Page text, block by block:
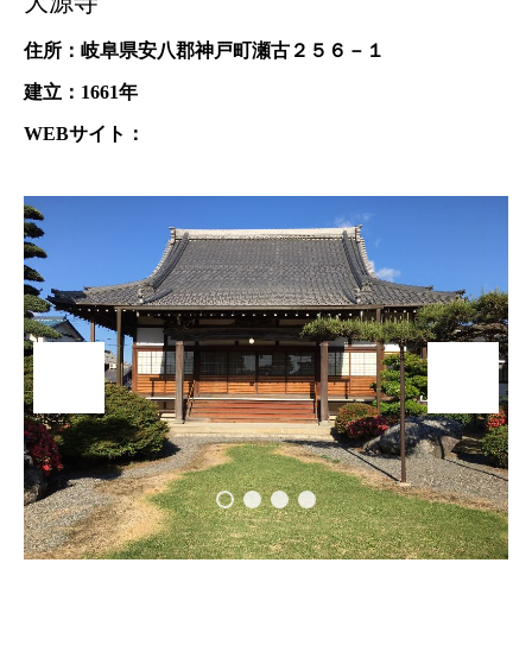
住所：岐阜県安八郡神戸町瀬古２５６－１
建立：1661年
WEBサイト：